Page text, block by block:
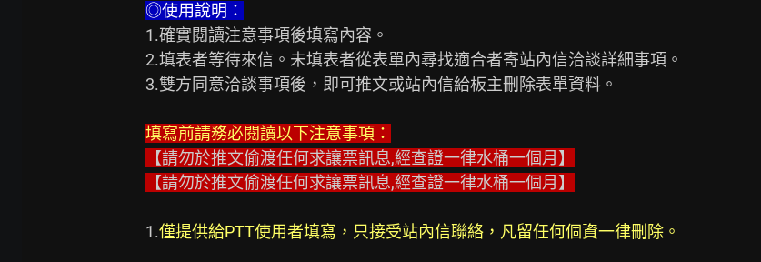
◎使用說明：
1.確實閱讀注意事項後填寫內容。
2.填表者等待來信。未填表者從表單內尋找適合者寄站內信洽談詳細事項。
3.雙方同意洽談事項後，即可推文或站內信給板主刪除表單資料。
填寫前請務必閱讀以下注意事項：
【請勿於推文偷渡任何求讓票訊息,經查證一律水桶一個月】
【請勿於推文偷渡任何求讓票訊息,經查證一律水桶一個月】
1.僅提供給PTT使用者填寫，只接受站內信聯絡，凡留任何個資一律刪除。